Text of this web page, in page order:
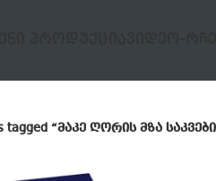
tagged “მაკე ღორის მზა